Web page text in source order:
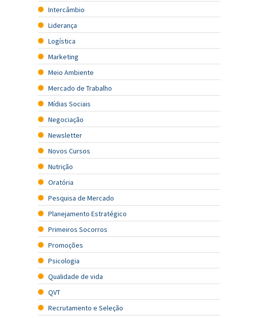
Intercâmbio
Liderança
Logística
Marketing
Meio Ambiente
Mercado de Trabalho
Mídias Sociais
Negociação
Newsletter
Novos Cursos
Nutrição
Oratória
Pesquisa de Mercado
Planejamento Estratégico
Primeiros Socorros
Promoções
Psicologia
Qualidade de vida
QVT
Recrutamento e Seleção